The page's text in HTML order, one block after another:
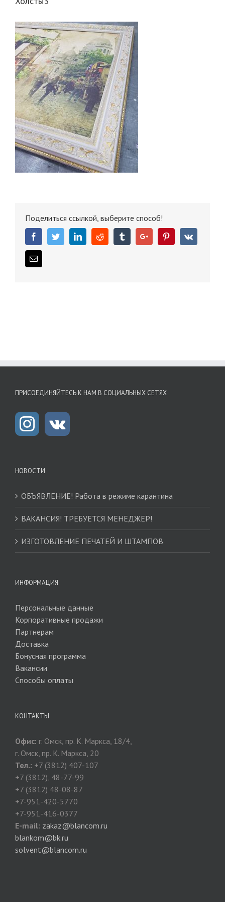
Поделиться ссылкой, выберите способ!
FacebookTwitterLinkedinReddit TumblrGoogle+ PinterestVk
Email
ПРИСОЕДИНЯЙТЕСЬ К НАМ В СОЦИАЛЬНЫХ СЕТЯХ
НОВОСТИ
ОБЪЯВЛЕНИЕ! Работа в режиме карантина
ВАКАНСИЯ! ТРЕБУЕТСЯ МЕНЕДЖЕР!
ИЗГОТОВЛЕНИЕ ПЕЧАТЕЙ И ШТАМПОВ
ИНФОРМАЦИЯ
Персональные данные
Корпоративные продажи
Партнерам
Доставка
Бонусная программа
Вакансии
Способы оплаты
КОНТАКТЫ
Офис: г. Омск, пр. К. Маркса, 18/4,
г. Омск, пр. К. Маркса, 20
Тел.: +7 (3812) 407-107
+7 (3812), 48-77-99
+7 (3812) 48-08-87
+7-951-420-5770
+7-951-416-0377
E-mail: zakaz@blancom.ru
blankom@bk.ru
solvent@blancom.ru